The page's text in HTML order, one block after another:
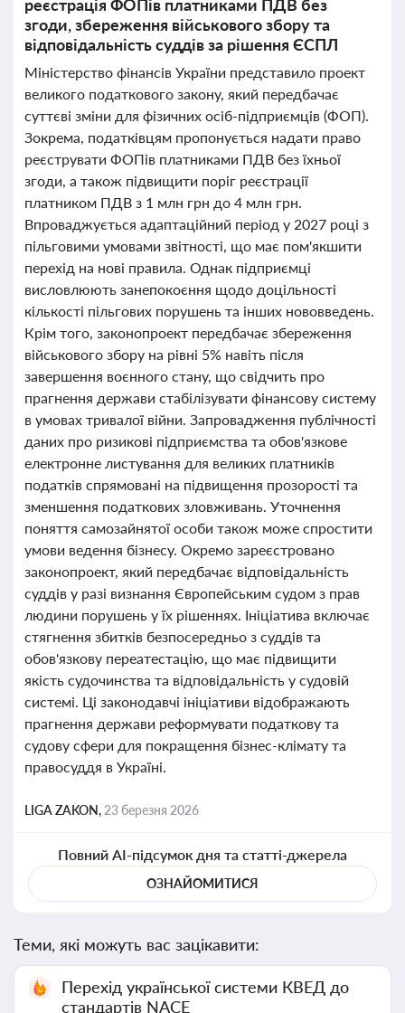
реєстрація ФОПів платниками ПДВ без
згоди, збереження військового збору та
відповідальність суддів за рішення ЄСПЛ
Міністерство фінансів України представило проект
великого податкового закону, який передбачає
суттєві зміни для фізичних осіб-підприємців (ФОП).
Зокрема, податківцям пропонується надати право
реєструвати ФОПів платниками ПДВ без їхньої
згоди, а також підвищити поріг реєстрації
платником ПДВ з 1 млн грн до 4 млн грн.
Впроваджується адаптаційний період у 2027 році з
пільговими умовами звітності, що має пом'якшити
перехід на нові правила. Однак підприємці
висловлюють занепокоєння щодо доцільності
кількості пільгових порушень та інших нововведень.
Крім того, законопроект передбачає збереження
військового збору на рівні 5% навіть після
завершення воєнного стану, що свідчить про
прагнення держави стабілізувати фінансову систему
в умовах тривалої війни. Запровадження публічності
даних про ризикові підприємства та обов'язкове
електронне листування для великих платників
податків спрямовані на підвищення прозорості та
зменшення податкових зловживань. Уточнення
поняття самозайнятої особи також може спростити
умови ведення бізнесу. Окремо зареєстровано
законопроект, який передбачає відповідальність
суддів у разі визнання Європейським судом з прав
людини порушень у їх рішеннях. Ініціатива включає
стягнення збитків безпосередньо з суддів та
обов'язкову переатестацію, що має підвищити
якість судочинства та відповідальність у судовій
системі. Ці законодавчі ініціативи відображають
прагнення держави реформувати податкову та
судову сфери для покращення бізнес-клімату та
правосуддя в Україні.
LIGA ZAKON, 23 березня 2026
Повний AI-підсумок дня та статті-джерела
ОЗНАЙОМИТИСЯ
Теми, які можуть вас зацікавити:
Перехід української системи КВЕД до
стандартів NACE